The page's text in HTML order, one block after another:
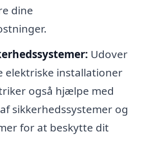
dine
Udover
elektriske installationer
også hjælpe med
sikkerhedssystemer og
for at beskytte dit